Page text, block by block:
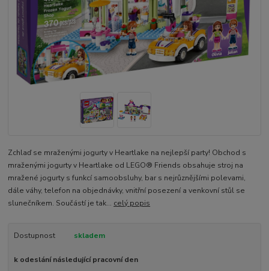
Zchlaď se mraženými jogurty v Heartlake na nejlepší party! Obchod s
mraženými jogurty v Heartlake od LEGO® Friends obsahuje stroj na
mražené jogurty s funkcí samoobsluhy, bar s nejrůznějšími polevami,
dále váhy, telefon na objednávky, vnitřní posezení a venkovní stůl se
slunečníkem. Součástí je tak... celý popis
Dostupnost skladem
k odeslání následující pracovní den